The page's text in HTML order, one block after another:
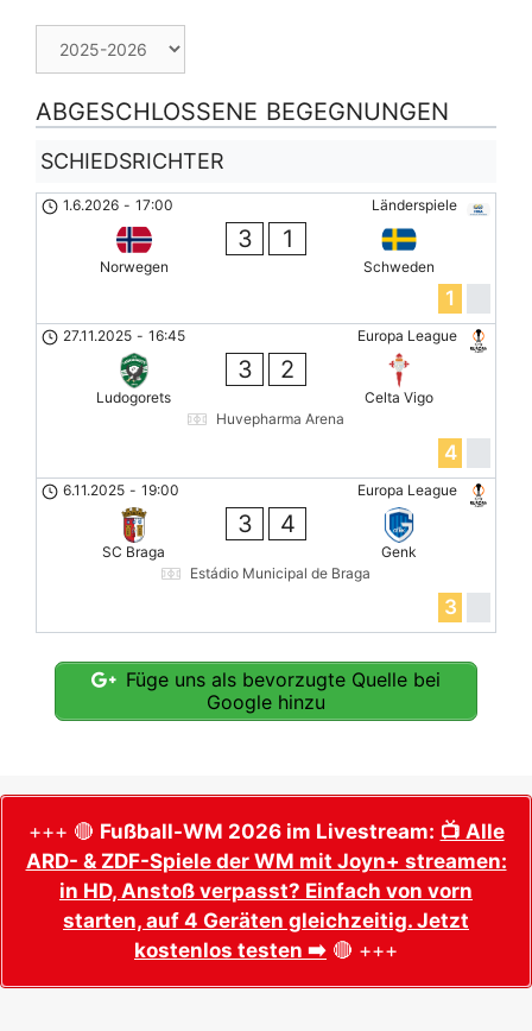
ABGESCHLOSSENE BEGEGNUNGEN
SCHIEDSRICHTER
Länderspiele
1.6.2026 - 17:00
Norwegen
3 1
Schweden
1
Europa League
27.11.2025 - 16:45
Ludogorets
3 2
Celta Vigo
Huvepharma Arena
4
Europa League
6.11.2025 - 19:00
SC Braga
3 4
Genk
Estádio Municipal de Braga
3
Füge uns als bevorzugte Quelle bei
Google hinzu
+++ 🔴 Fußball-WM 2026 im Livestream: 📺 Alle
ARD- & ZDF-Spiele der WM mit Joyn+ streamen:
in HD, Anstoß verpasst? Einfach von vorn
starten, auf 4 Geräten gleichzeitig. Jetzt
kostenlos testen ➡️ 🔴 +++